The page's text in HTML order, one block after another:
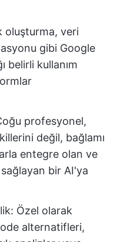
oluşturma, veri
gibi Google
belirli kullanım
profesyonel,
değil, bağlamı
entegre olan ve
bir AI'ya
Özel olarak
alternatifleri,